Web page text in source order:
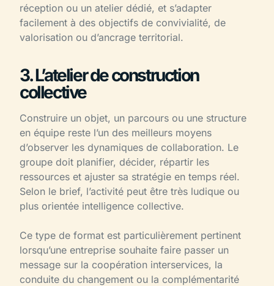
réception ou un atelier dédié, et s’adapter
facilement à des objectifs de convivialité, de
valorisation ou d’ancrage territorial.
3. L’atelier de construction
collective
Construire un objet, un parcours ou une structure
en équipe reste l’un des meilleurs moyens
d’observer les dynamiques de collaboration. Le
groupe doit planifier, décider, répartir les
ressources et ajuster sa stratégie en temps réel.
Selon le brief, l’activité peut être très ludique ou
plus orientée intelligence collective.
Ce type de format est particulièrement pertinent
lorsqu’une entreprise souhaite faire passer un
message sur la coopération interservices, la
conduite du changement ou la complémentarité